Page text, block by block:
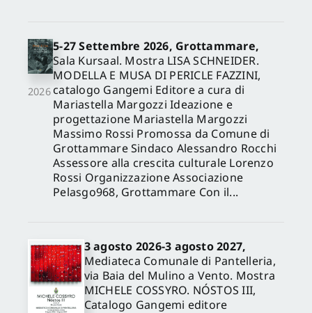
2026
5-27 Settembre 2026, Grottammare,
Sala Kursaal. Mostra LISA SCHNEIDER.
MODELLA E MUSA DI PERICLE FAZZINI,
catalogo Gangemi Editore a cura di
Mariastella Margozzi Ideazione e
progettazione Mariastella Margozzi
Massimo Rossi Promossa da Comune di
Grottammare Sindaco Alessandro Rocchi
Assessore alla crescita culturale Lorenzo
Rossi Organizzazione Associazione
Pelasgo968, Grottammare Con il...
3 agosto 2026-3 agosto 2027,
Mediateca Comunale di Pantelleria,
via Baia del Mulino a Vento. Mostra
MICHELE COSSYRO. NÓSTOS III,
Catalogo Gangemi editore